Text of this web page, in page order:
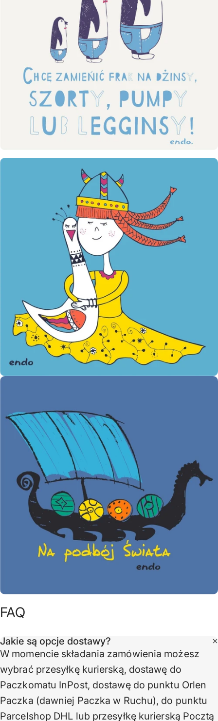
FAQ
Jakie są opcje dostawy?
W momencie składania zamówienia możesz
wybrać przesyłkę kurierską, dostawę do
Paczkomatu InPost, dostawę do punktu Orlen
Paczka (dawniej Paczka w Ruchu), do punktu
Parcelshop DHL lub przesyłkę kurierską Pocztą